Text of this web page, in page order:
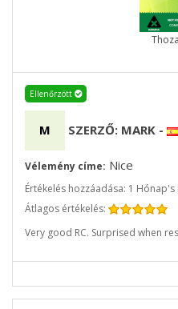
Ellenőrzött
M SZERZŐ: MARK -
Vélemény címe: Nice
Értékelés hozzáadása: 1 Hónap's
Átlagos értékelés:
Very good RC. Surprised when